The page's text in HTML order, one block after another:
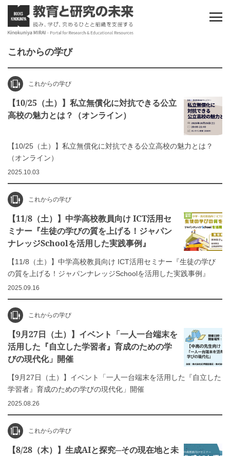
これからの学び
これからの学び
【10/25（土）】私立無償化に対抗できる公立
高校の魅力とは？（オンライン）
【10/25（土）】私立無償化に対抗できる公立高校の魅力とは？
（オンライン）
2025.10.03
これからの学び
【11/8（土）】中学高校教員向け ICT活用セ
ミナー『生徒の学びの質を上げる！ジャパン
ナレッジSchoolを活用した実践事例』
【11/8（土）】中学高校教員向け ICT活用セミナー『生徒の学び
の質を上げる！ジャパンナレッジSchoolを活用した実践事例』
2025.09.16
これからの学び
【9月27日（土）】イベント「一人一台端末を
活用した『自立した学習者』育成のための学
びの現代化」開催
【9月27日（土）】イベント「一人一台端末を活用した『自立した
学習者』育成のための学びの現代化」開催
2025.08.26
これからの学び
【8/28（木）】生成AIと探究─その現在地と未